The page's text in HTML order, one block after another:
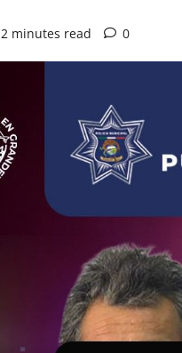
2 minutes read 0